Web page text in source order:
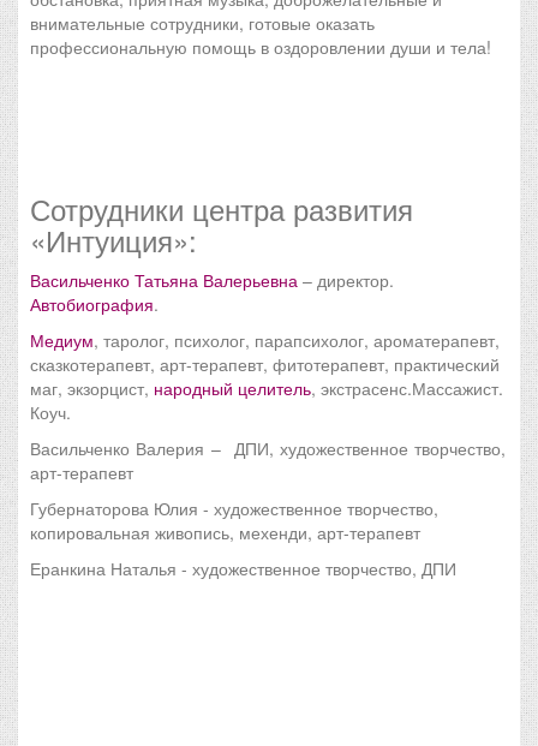
внимательные сотрудники, готовые оказать
профессиональную помощь в оздоровлении души и тела!
Сотрудники центра развития
«Интуиция»:
Васильченко Татьяна Валерьевна – директор.
Автобиография.
Медиум, таролог, психолог, парапсихолог, ароматерапевт,
сказкотерапевт, арт-терапевт, фитотерапевт, практический
маг, экзорцист, народный целитель, экстрасенс.Массажист.
Коуч.
Васильченко Валерия – ДПИ, художественное творчество,
арт-терапевт
Губернаторова Юлия - художественное творчество,
копировальная живопись, мехенди, арт-терапевт
Еранкина Наталья - художественное творчество, ДПИ